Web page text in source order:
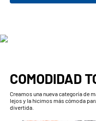
COMODIDAD
Creamos una nueva categoría de
lejos y la hicimos más cómoda
divertida.